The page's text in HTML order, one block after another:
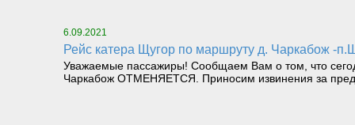
6.09.2021
Рейс катера Щугор по маршруту д. Чаркабож
Уважаемые пассажиры! Сообщаем Вам о том, что
Чаркабож ОТМЕНЯЕТСЯ. Приносим извинения за